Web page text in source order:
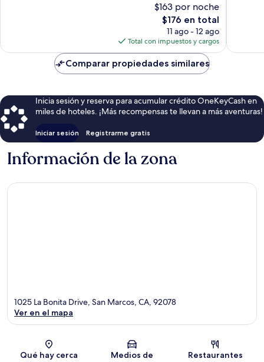
$163 por noche
El
precio
actual
es
de
$176
$176 en total
11 ago - 12 ago
Total con impuestos y cargos
Comparar propiedades similares
Inicia sesión y reserva para acumular crédito OneKeyCash en
miles de hoteles. ¡Más recompensas te llevan a más aventuras!
Iniciar sesión Registrarme gratis
Información de la zona
Sección del mapa
1025 La Bonita Drive, San Marcos, CA, 92078
Ver en el mapa
Qué hay cerca
Medios de
Restaurantes